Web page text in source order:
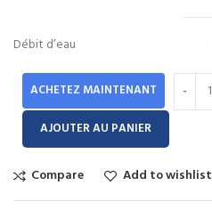
Débit d’eau
ACHETEZ MAINTENANT
AJOUTER AU PANIER
Compare Add to wishlist